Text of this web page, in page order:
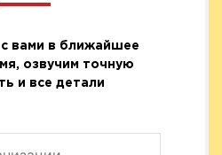
вами в ближайшее
озвучим точную
и все детали